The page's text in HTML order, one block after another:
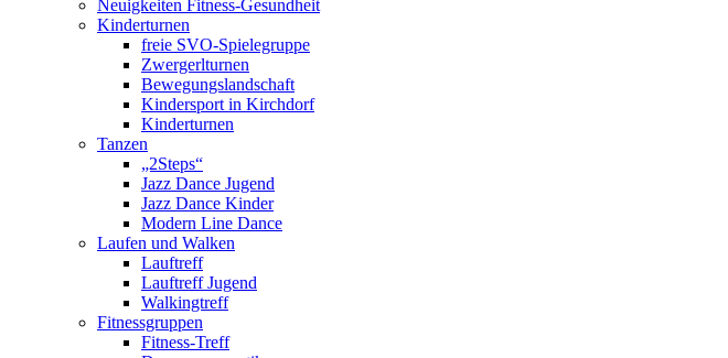
Neuigkeiten Fitness-Gesundheit
Kinderturnen
freie SVO-Spielegruppe
Zwergerlturnen
Bewegungslandschaft
Kindersport in Kirchdorf
Kinderturnen
Tanzen
„2Steps“
Jazz Dance Jugend
Jazz Dance Kinder
Modern Line Dance
Laufen und Walken
Lauftreff
Lauftreff Jugend
Walkingtreff
Fitnessgruppen
Fitness-Treff